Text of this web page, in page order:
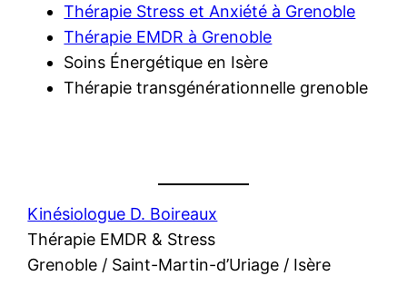
Thérapie Stress et Anxiété à Grenoble
Thérapie EMDR à Grenoble
Soins Énergétique en Isère
Thérapie transgénérationnelle grenoble
Kinésiologue D. Boireaux
Thérapie EMDR & Stress
Grenoble / Saint-Martin-d’Uriage / Isère